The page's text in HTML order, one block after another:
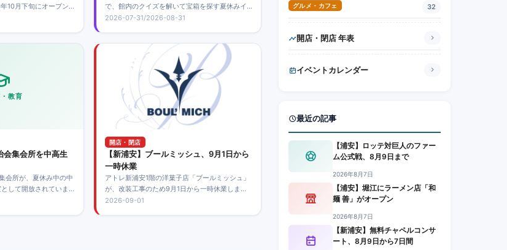
10月下旬にオープン
間は未発表で、公式
で、館内のクイズを解いて宝箱を探す夏休みイ
ベントを8月31日まで開催。宿泊者とレストラン
2026-07-31/2026-08-31
教育
会集会所を中高生
会所が、夏休み中の中
して開放されていま
ず利用でき、8月から
開店・閉店
【新浦安】ブールミッシュ、9月1日から
一時休業
アトレ新浦安1階の洋菓子店「ブールミッシュ」
が、改装工事のため9月1日から一時休業しま
す。最終営業日は8月31日で、9月中旬にリニュ
2026-09-01
グルメ・カフェ 32
開店・閉店 年表
イベントカレンダー
最近の記事
【浦安】ロッテ対巨人のファー
ム公式戦、8月9日まで
2026年8月7日
【浦安】堀江にラーメン店「和
麺 善」がオープン
2026年8月7日
【新浦安】無料チャペルコンサ
ート、8月9日から7日間